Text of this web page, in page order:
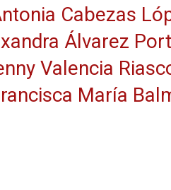
Cabezas
Álvarez
Valencia
María